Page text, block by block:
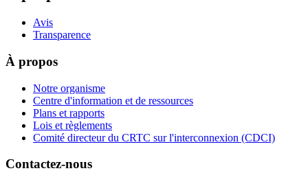
Avis
Transparence
À propos
Notre organisme
Centre d'information et de ressources
Plans et rapports
Lois et règlements
Comité directeur du CRTC sur l'interconnexion (CDCI)
Contactez-nous